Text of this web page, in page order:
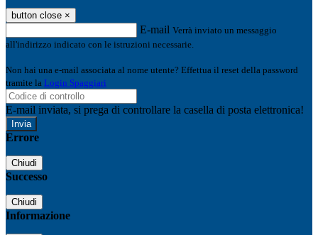
button close ×
E-mail Verrà inviato un messaggio
all'indirizzo indicato con le istruzioni necessarie.
Non hai una e-mail associata al nome utente? Effettua il reset della password
tramite la Login Spaggiari
E-mail inviata, si prega di controllare la casella di posta elettronica!
Errore
Chiudi
Successo
Chiudi
Informazione